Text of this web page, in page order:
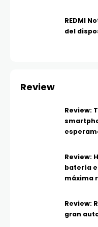
REDMI
del
Review
Review:
Review:
batería
máxima
Review:
gran